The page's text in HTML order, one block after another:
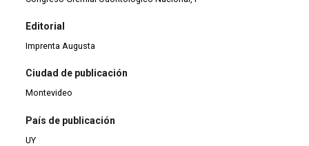
Editorial
Imprenta Augusta
Ciudad de publicación
Montevideo
País de publicación
UY